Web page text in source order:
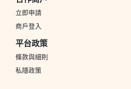
立即申請
商戶登入
平台政策
條款與細則
私隱政策